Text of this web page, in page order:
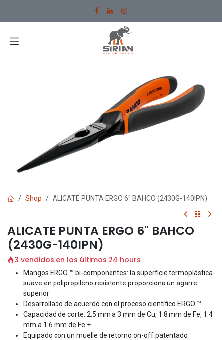
Shop ALICATE PUNTA ERGO 6" BAHCO (2430G-140IPN)
ALICATE PUNTA ERGO 6" BAHCO
(2430G-140IPN)
3 vendidos en los últimos 24 hours
Mangos ERGO ™ bi-componentes: la superficie termoplástica
suave en polipropileno resistente proporciona un agarre
superior
Desarrollado de acuerdo con el proceso científico ERGO ™
Capacidad de corte: 2.5 mm a 3 mm de Cu, 1.8 mm de Fe, 1.4
mm a 1.6 mm de Fe +
Equipado con un muelle de retorno on-off patentado